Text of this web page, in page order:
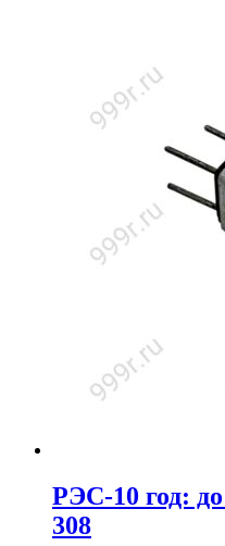
РЭС-10 год:
308